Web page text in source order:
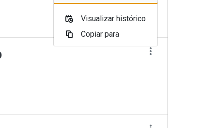
Visualizar histórico
Copiar para